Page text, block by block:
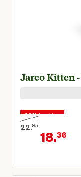
Jarco Kitten
20% korting
22.95
Oorspronkelijke
18.36